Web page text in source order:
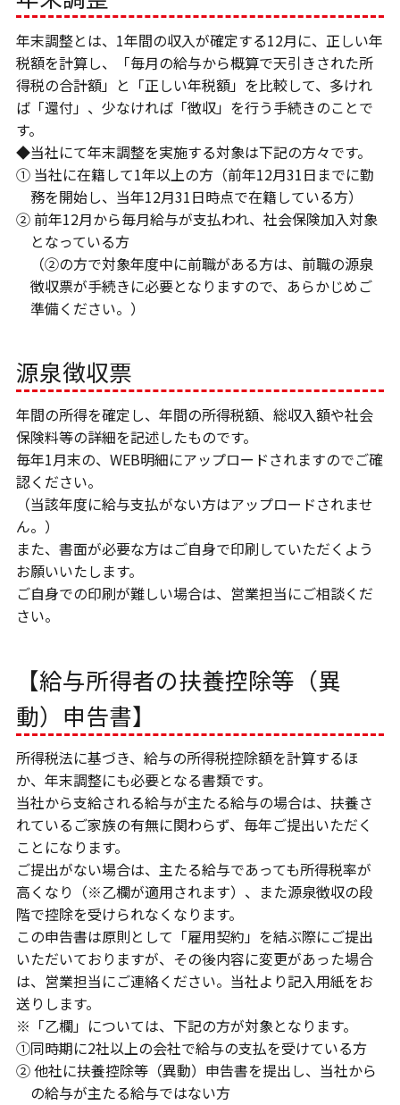
年末調整とは、1年間の収入が確定する12月に、正しい年
税額を計算し、「毎月の給与から概算で天引きされた所
得税の合計額」と「正しい年税額」を比較して、多けれ
ば「還付」、少なければ「徴収」を行う手続きのことで
す。
◆当社にて年末調整を実施する対象は下記の方々です。
① 当社に在籍して1年以上の方（前年12月31日までに勤
務を開始し、当年12月31日時点で在籍している方）
② 前年12月から毎月給与が支払われ、社会保険加入対象
となっている方
（②の方で対象年度中に前職がある方は、前職の源泉
徴収票が手続きに必要となりますので、あらかじめご
準備ください。）
源泉徴収票
年間の所得を確定し、年間の所得税額、総収入額や社会
保険料等の詳細を記述したものです。
毎年1月末の、WEB明細にアップロードされますのでご確
認ください。
（当該年度に給与支払がない方はアップロードされませ
ん。）
また、書面が必要な方はご自身で印刷していただくよう
お願いいたします。
ご自身での印刷が難しい場合は、営業担当にご相談くだ
さい。
【給与所得者の扶養控除等（異
動）申告書】
所得税法に基づき、給与の所得税控除額を計算するほ
か、年末調整にも必要となる書類です。
当社から支給される給与が主たる給与の場合は、扶養さ
れているご家族の有無に関わらず、毎年ご提出いただく
ことになります。
ご提出がない場合は、主たる給与であっても所得税率が
高くなり（※乙欄が適用されます）、また源泉徴収の段
階で控除を受けられなくなります。
この申告書は原則として「雇用契約」を結ぶ際にご提出
いただいておりますが、その後内容に変更があった場合
は、営業担当にご連絡ください。当社より記入用紙をお
送りします。
※「乙欄」については、下記の方が対象となります。
①同時期に2社以上の会社で給与の支払を受けている方
② 他社に扶養控除等（異動）申告書を提出し、当社から
の給与が主たる給与ではない方